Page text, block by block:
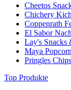
Cheetos
Chichery
Coppenrath
El Sabor
Lay's Snacks
Maya Popcorn
Pringles Chips
Top Produkte